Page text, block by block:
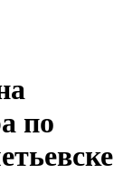
по